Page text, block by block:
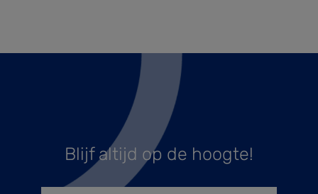
Blijf altijd op de hoogte!